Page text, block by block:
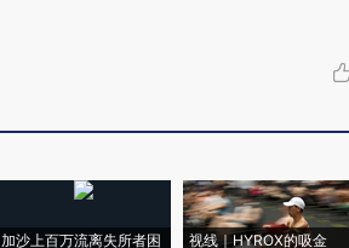
加沙上百万流离失所者困
视线｜HYROX的吸金